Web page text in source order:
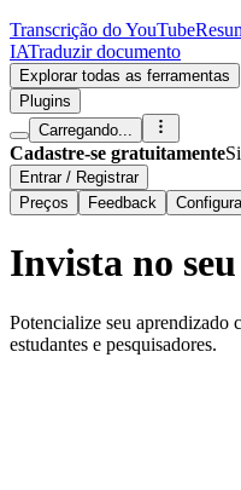
Transcrição do YouTube
IATraduzir documento
Explorar todas as ferramentas
Plugins
Carregando...
Cadastre-se gratuitamente
Entrar / Registrar
Preços
Feedback
Invista no seu
Potencialize seu aprendizado
estudantes e pesquisadores.